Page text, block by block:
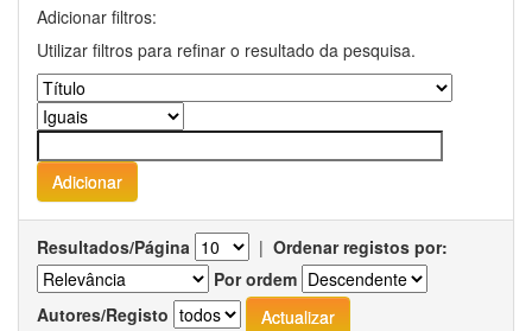
Adicionar filtros:
Utilizar filtros para refinar o resultado da pesquisa.
Resultados/Página | Ordenar registos por:
Por ordem
Autores/Registo